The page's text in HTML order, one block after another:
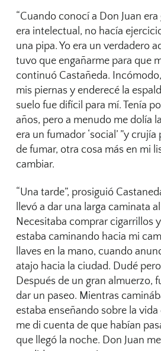
“Cuando conocí a Don Juan
era intelectual, no hacía
una pipa. Yo era un verdadero
tuvo que engañarme para que
continuó Castañeda.
mis piernas y enderecé la
suelo fue difícil para mí. Tenía
años, pero a menudo me dolía
era un fumador ‘social’ ”y
de fumar, otra cosa más en mi
cambiar.
“Una tarde”, prosiguió
llevó a dar una larga caminata
Necesitaba comprar cigarrillos
estaba caminando hacia mi
llaves en la mano, cuando
atajo hacia la ciudad. Dudé
Después de un gran almuerzo,
dar un paseo. Mientras
estaba enseñando sobre la
me di cuenta de que habían
que llegó la noche. Don Juan